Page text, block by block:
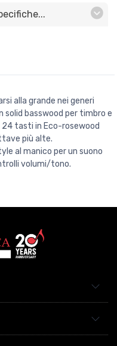
alla grande nei generi
solid basswood per timbro e
tasti in Eco-rosewood
più alte.
al manico per un suono
volumi/tono.